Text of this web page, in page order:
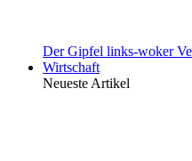
Der Gipfel links-woker
Wirtschaft
Neueste Artikel